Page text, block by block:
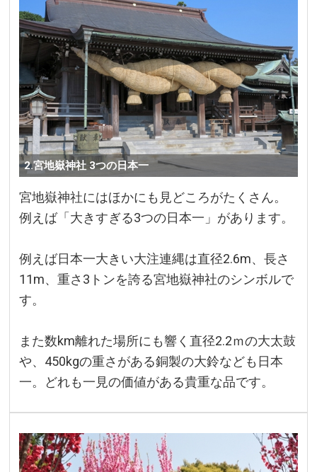
2.宮地嶽神社 3つの日本一
宮地嶽神社にはほかにも見どころがたくさん。
例えば「大きすぎる3つの日本一」があります。
例えば日本一大きい大注連縄は直径2.6m、長さ
11m、重さ3トンを誇る宮地嶽神社のシンボルで
す。
また数km離れた場所にも響く直径2.2ｍの大太鼓
や、450kgの重さがある銅製の大鈴なども日本
一。どれも一見の価値がある貴重な品です。